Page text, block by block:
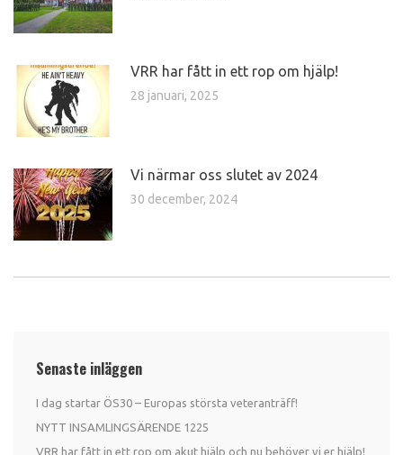
VRR har fått in ett rop om hjälp!
28 januari, 2025
Vi närmar oss slutet av 2024
30 december, 2024
Senaste inläggen
I dag startar ÖS30 – Europas största veteranträff!
NYTT INSAMLINGSÄRENDE 1225
VRR har fått in ett rop om akut hjälp och nu behöver vi er hjälp!